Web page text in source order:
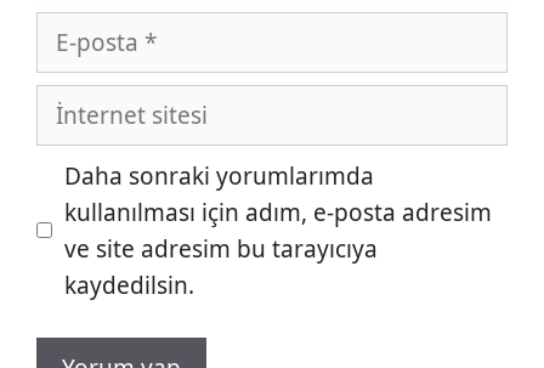
posta
İnternet
sitesi
Daha sonraki yorumlarımda
kullanılması için adım, e-posta adresim
ve site adresim bu tarayıcıya
kaydedilsin.